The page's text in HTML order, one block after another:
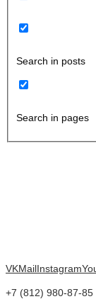
Search in posts
Search in pages
VKMailInstagram
+7 (812) 980-87-85